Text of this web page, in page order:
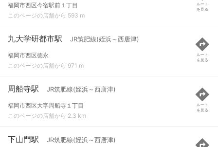
福岡市西区今宿駅前１丁目
このページの店舗から 593 m
ルート
を見る
九大学研都市駅 JR筑肥線(姪浜～西唐津)
福岡市西区徳永
このページの店舗から 971 m
ルート
を見る
周船寺駅 JR筑肥線(姪浜～西唐津)
福岡市西区大字周船寺１丁目
このページの店舗から 2.3 km
ルート
を見る
下山門駅 JR筑肥線(姪浜～西唐津)